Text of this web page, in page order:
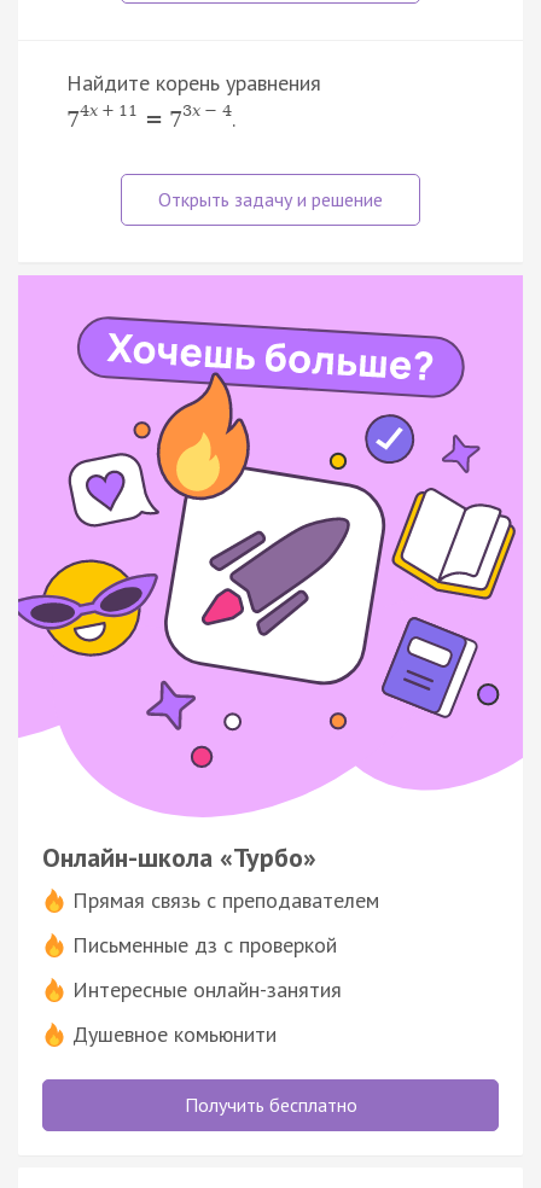
Найдите корень уравнения
74x + 11 = 73x − 4.
Онлайн-школа «Турбо»
Прямая связь с преподавателем
Письменные дз с проверкой
Интересные онлайн-занятия
Душевное комьюнити
Получить бесплатно